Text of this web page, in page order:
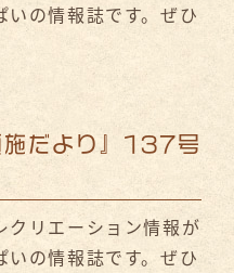
の情報誌です。ぜひ
施だより』137号
クリエーション情報が
の情報誌です。ぜひ